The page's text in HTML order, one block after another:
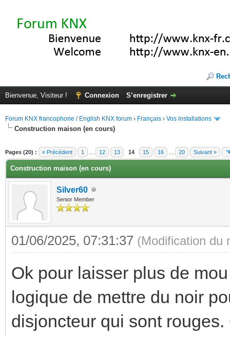
Bienvenue, Visiteur ! Connexion S’enregistrer
Forum KNX francophone / English KNX forum › Français › Vos installations
Construction maison (en cours)
Pages (20) : « Précédent 1 12 13 14 15 16 20 Suivant »
Construction maison (en cours)
Silver60
Senior Member
01/06/2025, 07:31:37 (Modification du
Ok pour laisser plus de
logique de mettre du noir
disjoncteur qui sont